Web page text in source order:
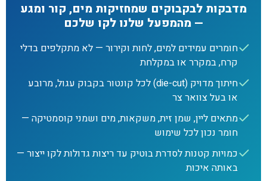
מדבקות לבקבוקים שמחזיקות מים, קור ומגע
— מהמפעל שלנו לקו שלכם
חומרים עמידים למים, לחות וקירור — לא מתקלפים בדלי
קרח, במקרר או במקלחת
חיתוך מדויק (die-cut) לכל קונטור בקבוק עגול, מרובע
או בעל צוואר צר
מתאים ליין, שמן זית, משקאות, מים ושמני קוסמטיקה —
חומר נכון לכל שימוש
כמויות קטנות לסדרת בוטיק עד ריצות גדולות לקו ייצור —
באותה איכות